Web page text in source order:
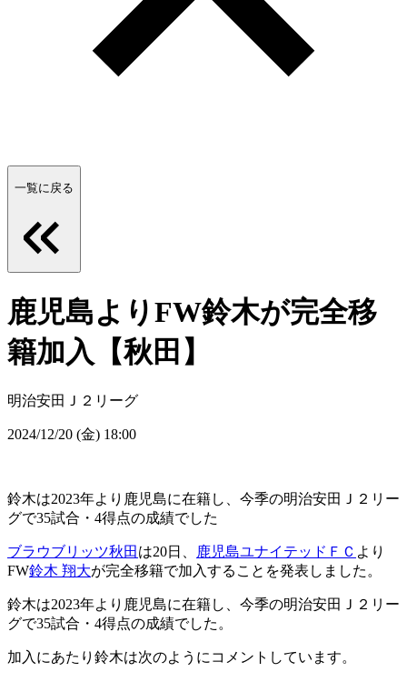
一覧に戻る
鹿児島よりFW鈴木が完全移
籍加入【秋田】
明治安田Ｊ２リーグ
2024/12/20 (金) 18:00
鈴木は2023年より鹿児島に在籍し、今季の明治安田Ｊ２リー
グで35試合・4得点の成績でした
ブラウブリッツ秋田 は20日、 鹿児島ユナイテッドＦＣ より
FW鈴木 翔大が完全移籍で加入することを発表しました。
鈴木は2023年より鹿児島に在籍し、今季の明治安田Ｊ２リー
グで35試合・4得点の成績でした。
加入にあたり鈴木は次のようにコメントしています。